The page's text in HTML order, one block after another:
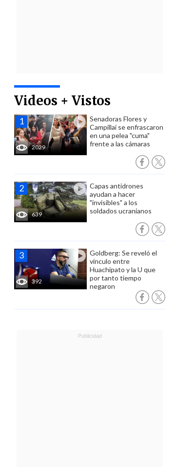
Videos + Vistos
2029
Senadoras Flores y
Campillai se enfrascaron
en una pelea "cuma"
frente a las cámaras
639
Capas antidrones
ayudan a hacer
"invisibles" a los
soldados ucranianos
392
Goldberg: Se reveló el
vínculo entre
Huachipato y la U que
por tanto tiempo
negaron